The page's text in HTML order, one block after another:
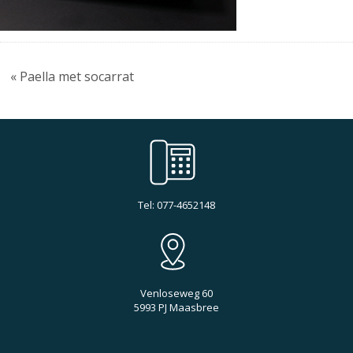
« Paella met socarrat
Tel: 077-4652148
Venloseweg 60
5993 PJ Maasbree